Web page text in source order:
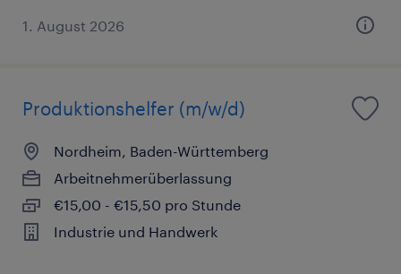
1. August 2026
Produktionshelfer (m/w/d)
Nordheim, Baden-Württemberg
Arbeitnehmerüberlassung
€15,00 - €15,50 pro Stunde
Industrie und Handwerk